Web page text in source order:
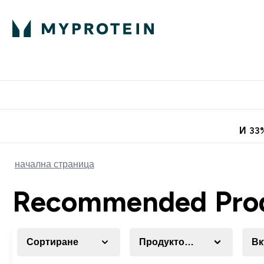
И
начална страница
Recommended
Сортиране Продуктова категория